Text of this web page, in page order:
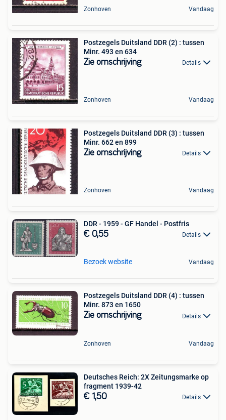
Zonhoven Vandaag
Postzegels Duitsland DDR (2) : tussen
Minr. 493 en 634
Zie omschrijving Details
Zonhoven Vandaag
Postzegels Duitsland DDR (3) : tussen
Minr. 662 en 899
Zie omschrijving Details
Zonhoven Vandaag
DDR - 1959 - GF Handel - Postfris
€ 0,55 Details
Bezoek website Vandaag
Postzegels Duitsland DDR (4) : tussen
Minr. 873 en 1650
Zie omschrijving Details
Zonhoven Vandaag
Deutsches Reich: 2X Zeitungsmarke op
fragment 1939-42
€ 1,50 Details